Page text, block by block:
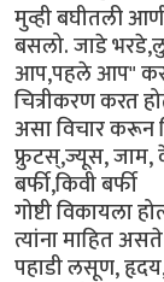
मुव्ही बघीतली
बसलो. जाडे
आप,पहले आप"
चित्रीकरण करत
असा विचार करून
फ्रुटस्,ज्यूस, जाम,
बर्फी,किवी
गोष्टी विकायला
त्यांना माहित
पहाडी लसूण,